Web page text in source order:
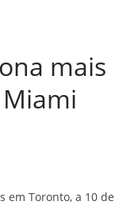
mais
em Toronto, a 10 de